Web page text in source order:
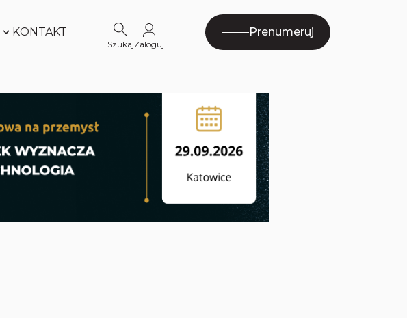
KONTAKT
SzukajZaloguj
Prenumeruj